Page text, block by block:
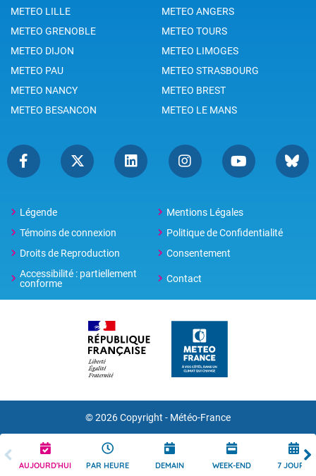
AUJOURD'HUI PAR HEURE DEMAIN WEEK-END 7 JOURS
METEO LILLE
METEO ANGERS
METEO GRENOBLE
METEO TOURS
METEO DIJON
METEO LIMOGES
METEO PAU
METEO STRASBOURG
METEO NANCY
METEO BREST
METEO BESANCON
METEO LE MANS
Légende
Mentions Légales
Témoins de connexion
Politique de Confidentialité
Droits de Reproduction
Consentement
Accessibilité : partiellement
conforme
Contact
© 2026 Copyright - Météo-France